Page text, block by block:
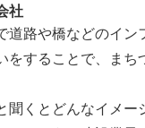
社
道路や橋などのイ
をすることで、まち
聞くとどんなイメー